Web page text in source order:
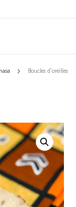
Boucles d’oreilles